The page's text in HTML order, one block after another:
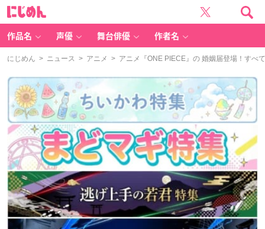
作品名 声優 舞台俳優 作者名
にじめん > ニュース > アニメ > アニメ『ONE PIECE』の 婚姻届登場！すべ